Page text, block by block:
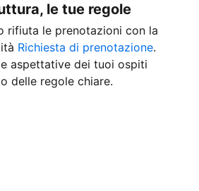
le tue regole
rifiuta le prenotazioni con la
Richiesta di prenotazione.
aspettative dei tuoi ospiti
delle regole chiare.